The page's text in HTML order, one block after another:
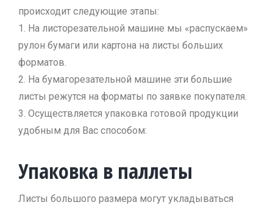
происходит следующие этапы:
1. На листорезательной машине мы «распускаем»
рулон бумаги или картона на листы больших
форматов.
2. На бумагорезательной машине эти большие
листы режутся на форматы по заявке покупателя.
3. Осуществляется упаковка готовой продукции
удобным для Вас способом:
Упаковка в паллеты
Листы большого размера могут укладываться